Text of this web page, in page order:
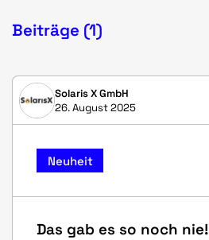
Beiträge (1)
Solaris X GmbH
26. August 2025
Neuheit
Das gab es so noch nie!